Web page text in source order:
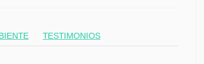
TESTIMONIOS